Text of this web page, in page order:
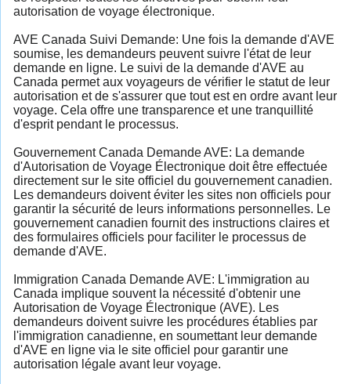
autorisation de voyage électronique.
AVE Canada Suivi Demande: Une fois la demande d'AVE
soumise, les demandeurs peuvent suivre l'état de leur
demande en ligne. Le suivi de la demande d'AVE au
Canada permet aux voyageurs de vérifier le statut de leur
autorisation et de s'assurer que tout est en ordre avant leur
voyage. Cela offre une transparence et une tranquillité
d'esprit pendant le processus.
Gouvernement Canada Demande AVE: La demande
d'Autorisation de Voyage Électronique doit être effectuée
directement sur le site officiel du gouvernement canadien.
Les demandeurs doivent éviter les sites non officiels pour
garantir la sécurité de leurs informations personnelles. Le
gouvernement canadien fournit des instructions claires et
des formulaires officiels pour faciliter le processus de
demande d'AVE.
Immigration Canada Demande AVE: L'immigration au
Canada implique souvent la nécessité d'obtenir une
Autorisation de Voyage Électronique (AVE). Les
demandeurs doivent suivre les procédures établies par
l'immigration canadienne, en soumettant leur demande
d'AVE en ligne via le site officiel pour garantir une
autorisation légale avant leur voyage.